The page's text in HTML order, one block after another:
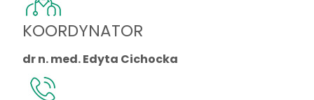
KOORDYNATOR
dr n. med. Edyta Cichocka